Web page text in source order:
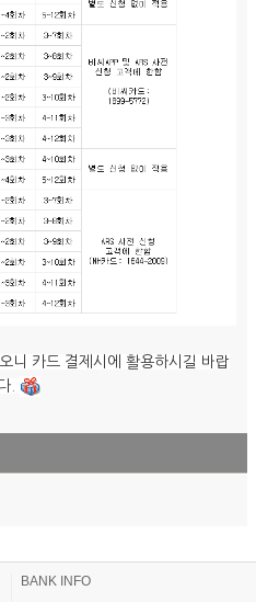
니 카드 결제시에 활용하시길 바랍
.
BANK INFO